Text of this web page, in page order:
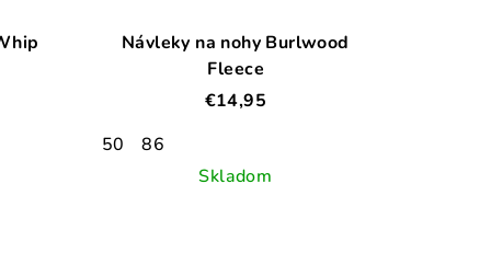
Návleky na nohy Burlwood
Fleece
€14,95
50
86
Skladom